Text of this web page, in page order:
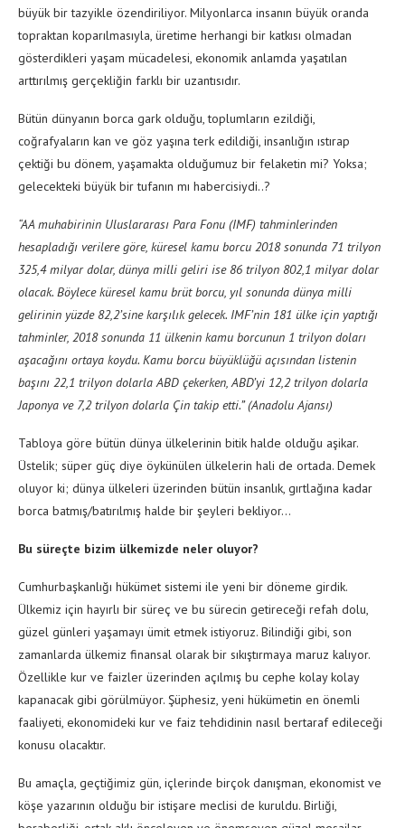
büyük bir tazyikle özendiriliyor. Milyonlarca insanın büyük oranda
topraktan koparılmasıyla, üretime herhangi bir katkısı olmadan
gösterdikleri yaşam mücadelesi, ekonomik anlamda yaşatılan
arttırılmış gerçekliğin farklı bir uzantısıdır.
Bütün dünyanın borca gark olduğu, toplumların ezildiği,
coğrafyaların kan ve göz yaşına terk edildiği, insanlığın ıstırap
çektiği bu dönem, yaşamakta olduğumuz bir felaketin mi? Yoksa;
gelecekteki büyük bir tufanın mı habercisiydi..?
“AA muhabirinin Uluslararası Para Fonu (IMF) tahminlerinden
hesapladığı verilere göre, küresel kamu borcu 2018 sonunda 71 trilyon
325,4 milyar dolar, dünya milli geliri ise 86 trilyon 802,1 milyar dolar
olacak. Böylece küresel kamu brüt borcu, yıl sonunda dünya milli
gelirinin yüzde 82,2’sine karşılık gelecek. IMF’nin 181 ülke için yaptığı
tahminler, 2018 sonunda 11 ülkenin kamu borcunun 1 trilyon doları
aşacağını ortaya koydu. Kamu borcu büyüklüğü açısından listenin
başını 22,1 trilyon dolarla ABD çekerken, ABD’yi 12,2 trilyon dolarla
Japonya ve 7,2 trilyon dolarla Çin takip etti.” (Anadolu Ajansı)
Tabloya göre bütün dünya ülkelerinin bitik halde olduğu aşikar.
Üstelik; süper güç diye öykünülen ülkelerin hali de ortada. Demek
oluyor ki; dünya ülkeleri üzerinden bütün insanlık, gırtlağına kadar
borca batmış/batırılmış halde bir şeyleri bekliyor…
Bu süreçte bizim ülkemizde neler oluyor?
Cumhurbaşkanlığı hükümet sistemi ile yeni bir döneme girdik.
Ülkemiz için hayırlı bir süreç ve bu sürecin getireceği refah dolu,
güzel günleri yaşamayı ümit etmek istiyoruz. Bilindiği gibi, son
zamanlarda ülkemiz finansal olarak bir sıkıştırmaya maruz kalıyor.
Özellikle kur ve faizler üzerinden açılmış bu cephe kolay kolay
kapanacak gibi görülmüyor. Şüphesiz, yeni hükümetin en önemli
faaliyeti, ekonomideki kur ve faiz tehdidinin nasıl bertaraf edileceği
konusu olacaktır.
Bu amaçla, geçtiğimiz gün, içlerinde birçok danışman, ekonomist ve
köşe yazarının olduğu bir istişare meclisi de kuruldu. Birliği,